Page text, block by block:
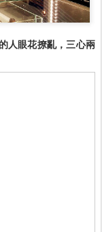
人眼花撩亂，三心兩